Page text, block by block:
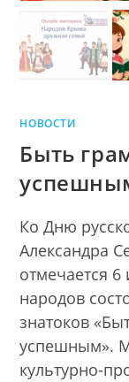
НОВОСТИ
Быть
Ко Дню
Александра
отмечается
народов
знатоков
успешным».
культурно-